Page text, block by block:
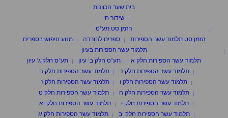
בית שער הכוונות
שידור חי
הזמן סט תע"ס
הזמן סט תלמוד עשר הספירות
ספרים להורדה
מנוע חיפוש בספרים
תלמוד עשר הספירות בעיון
תלמוד עשר הספירות חלק א
תע"ס חלק ב' עיון
תע"ס חלק ג' עיון
תלמוד עשר הספירות חלק ד
תלמוד עשר הספירות חלק ה
תלמוד עשר הספירות חלק ו
תלמוד עשר הספירות חלק ז
תלמוד עשר הספירות חלק ח
תלמוד עשר הספירות חלק ט
תלמוד עשר הספירות חלק י
תלמוד עשר הספירות חלק יא
תלמוד עשר הספירות חלק יב
תלמוד עשר הספירות חלק יג